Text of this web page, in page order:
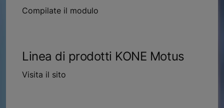
Compilate il modulo
Linea di prodotti KONE Motus
Visita il sito